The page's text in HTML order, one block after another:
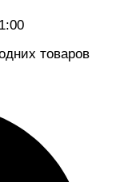
товаров